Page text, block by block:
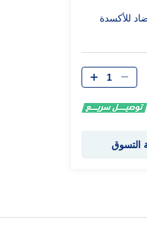
للأكسدة
الكمية
التسوق